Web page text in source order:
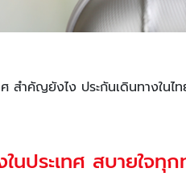
ศ สำคัญยังไง ประกันเดินทางใน
ในประเทศ สบายใจ